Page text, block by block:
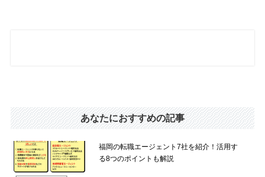
あなたにおすすめの記事
福岡の転職エージェント7社を紹介！活用す
る8つのポイントも解説